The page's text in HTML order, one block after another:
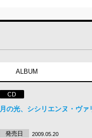
ALBUM
CD
月の光、シシリエンヌ・ヴ
発売日 2009.05.20